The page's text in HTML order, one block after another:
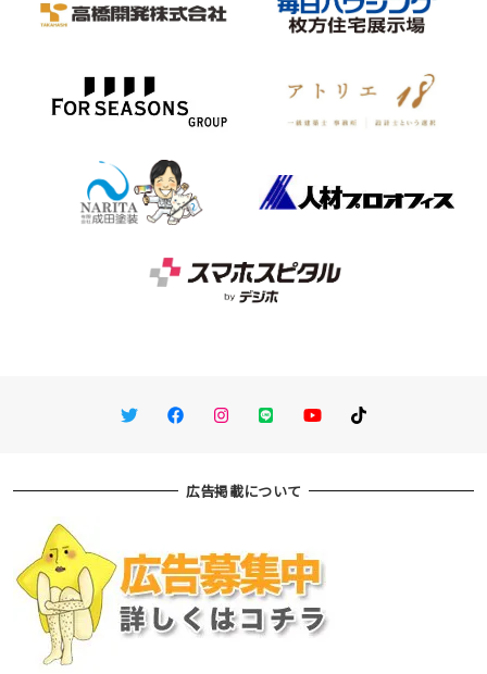
TwitterFacebookInstagram
LINE You TubeTikTok
広告掲載について